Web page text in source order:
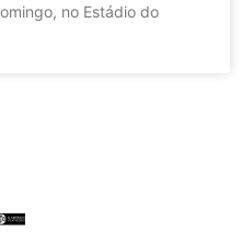
no Estádio do